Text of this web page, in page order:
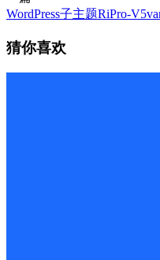
WordPress子主题RiPro-
猜你喜欢